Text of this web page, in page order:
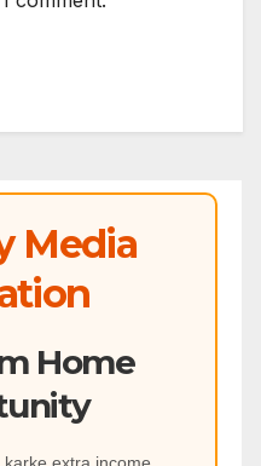
Media
Home
extra income